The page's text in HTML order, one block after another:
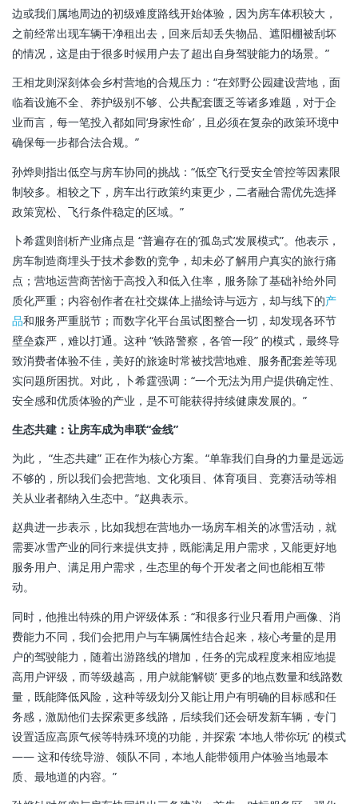
边或我们属地周边的初级难度路线开始体验，因为房车体积较大，
之前经常出现车辆干净租出去，回来后却丢失物品、遮阳棚被刮坏
的情况，这是由于很多时候用户去了超出自身驾驶能力的场景。”
王相龙则深刻体会乡村营地的合规压力：“在郊野公园建设营地，面
临着设施不全、养护级别不够、公共配套匮乏等诸多难题，对于企
业而言，每一笔投入都如同‘身家性命’，且必须在复杂的政策环境中
确保每一步都合法合规。”
孙烨则指出低空与房车协同的挑战：“低空飞行受安全管控等因素限
制较多。相较之下，房车出行政策约束更少，二者融合需优先选择
政策宽松、飞行条件稳定的区域。”
卜希霆则剖析产业痛点是 “普遍存在的‘孤岛式’发展模式”。他表示，
房车制造商埋头于技术参数的竞争，却未必了解用户真实的旅行痛
点；营地运营商苦恼于高投入和低入住率，服务除了基础补给外同
质化严重；内容创作者在社交媒体上描绘诗与远方，却与线下的产
品和服务严重脱节；而数字化平台虽试图整合一切，却发现各环节
壁垒森严，难以打通。这种 “铁路警察，各管一段” 的模式，最终导
致消费者体验不佳，美好的旅途时常被找营地难、服务配套差等现
实问题所困扰。对此，卜希霆强调：“一个无法为用户提供确定性、
安全感和优质体验的产业，是不可能获得持续健康发展的。”
生态共建：让房车成为串联“金线”
为此， “生态共建” 正在作为核心方案。“单靠我们自身的力量是远远
不够的，所以我们会把营地、文化项目、体育项目、竞赛活动等相
关从业者都纳入生态中。”赵典表示。
赵典进一步表示，比如我想在营地办一场房车相关的冰雪活动，就
需要冰雪产业的同行来提供支持，既能满足用户需求，又能更好地
服务用户、满足用户需求，生态里的每个开发者之间也能相互带
动。
同时，他推出特殊的用户评级体系：“和很多行业只看用户画像、消
费能力不同，我们会把用户与车辆属性结合起来，核心考量的是用
户的驾驶能力，随着出游路线的增加，任务的完成程度来相应地提
高用户评级，而等级越高，用户就能‘解锁’ 更多的地点数量和线路数
量，既能降低风险，这种等级划分又能让用户有明确的目标感和任
务感，激励他们去探索更多线路，后续我们还会研发新车辆，专门
设置适应高原气候等特殊环境的功能，并探索 ‘本地人带你玩’ 的模式
—— 这和传统导游、领队不同，本地人能带领用户体验当地最本
质、最地道的内容。”